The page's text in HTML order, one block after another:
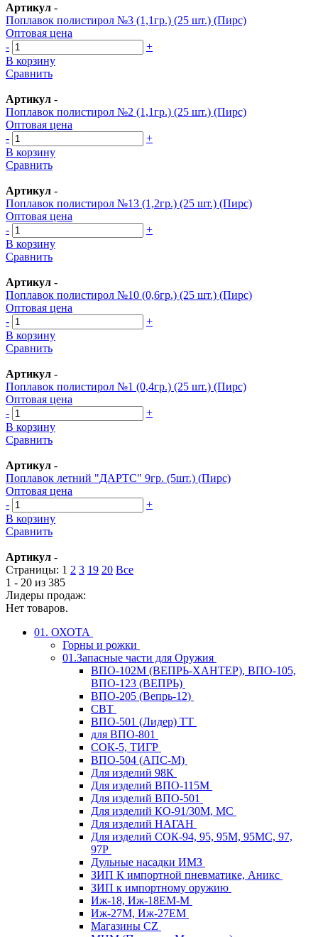
Артикул -
Поплавок полистирол №3 (1,1гр.) (25 шт.) (Пирс)
Оптовая цена
-
+
В корзину
Сравнить
Артикул -
Поплавок полистирол №2 (1,1гр.) (25 шт.) (Пирс)
Оптовая цена
-
+
В корзину
Сравнить
Артикул -
Поплавок полистирол №13 (1,2гр.) (25 шт.) (Пирс)
Оптовая цена
-
+
В корзину
Сравнить
Артикул -
Поплавок полистирол №10 (0,6гр.) (25 шт.) (Пирс)
Оптовая цена
-
+
В корзину
Сравнить
Артикул -
Поплавок полистирол №1 (0,4гр.) (25 шт.) (Пирс)
Оптовая цена
-
+
В корзину
Сравнить
Артикул -
Поплавок летний "ДАРТС" 9гр. (5шт.) (Пирс)
Оптовая цена
-
+
В корзину
Сравнить
Артикул -
Страницы: 1 2 3 19 20 Все
1 - 20 из 385
Лидеры продаж:
Нет товаров.
01. ОХОТА
Горны и рожки
01.Запасные части для Оружия
ВПО-102М (ВЕПРЬ-ХАНТЕР), ВПО-105,
ВПО-123 (ВЕПРЬ)
ВПО-205 (Вепрь-12)
СВТ
ВПО-501 (Лидер) ТТ
для ВПО-801
СОК-5, ТИГР
ВПО-504 (АПС-М)
Для изделий 98К
Для изделий ВПО-115М
Для изделий ВПО-501
Для изделий КО-91/30М, МС
Для изделий НАГАН
Для изделий СОК-94, 95, 95М, 95МС, 97,
97Р
Дульные насадки ИМЗ
ЗИП К импортной пневматике, Аникс
ЗИП к импортному оружию
Иж-18, Иж-18ЕМ-М
Иж-27М, Иж-27ЕМ
Магазины CZ